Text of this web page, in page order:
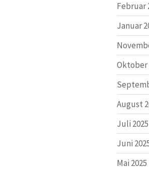
Februar
Januar
Oktober
August
Juli 2025
Juni
Mai 2025